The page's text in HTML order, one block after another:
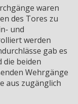
waren
des Tores zu
und
werden
gab es
die beiden
Wehrgänge
aus zugänglich